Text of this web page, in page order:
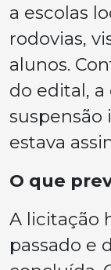
a escolas
rodovias,
alunos.
do edital, a
suspensão
estava
O que
A licitação
passado e